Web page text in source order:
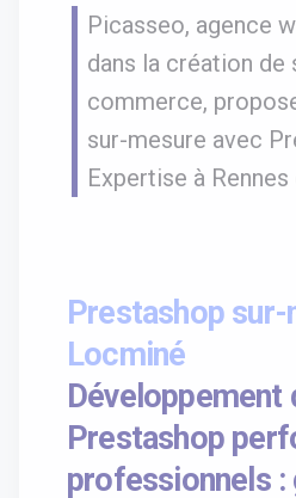
Picasseo, agence
dans la création de
commerce,
sur-mesure avec
Expertise à
Prestashop
Locminé
Développement
Prestashop
professionnels :